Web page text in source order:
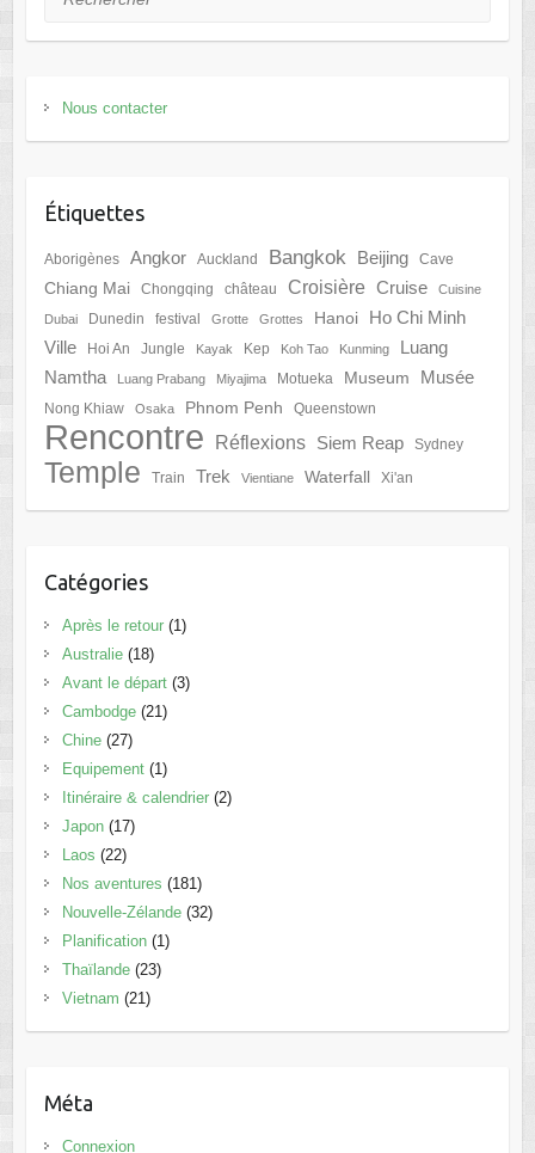
Nous contacter
Étiquettes
Aborigènes Angkor Auckland Bangkok Beijing Cave
Chiang Mai Chongqing château Croisière Cruise Cuisine
Dubai Dunedin festival Grotte Grottes Hanoi
Ho Chi Minh
Ville
Hoi An Jungle Kayak Kep Koh Tao Kunming
Luang
Namtha
Luang Prabang Miyajima Motueka Museum Musée
Nong Khiaw Osaka Phnom Penh Queenstown
Rencontre Réflexions Siem Reap Sydney
Temple Train Trek Vientiane Waterfall Xi'an
Catégories
Après le retour(1)
Australie(18)
Avant le départ(3)
Cambodge(21)
Chine(27)
Equipement(1)
Itinéraire & calendrier(2)
Japon(17)
Laos (22)
Nos aventures (181)
Nouvelle-Zélande(32)
Planification(1)
Thaïlande(23)
Vietnam (21)
Méta
Connexion